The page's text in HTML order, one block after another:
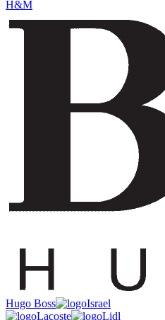
H&M
Hugo Boss
Israel
Lacoste
Lidl